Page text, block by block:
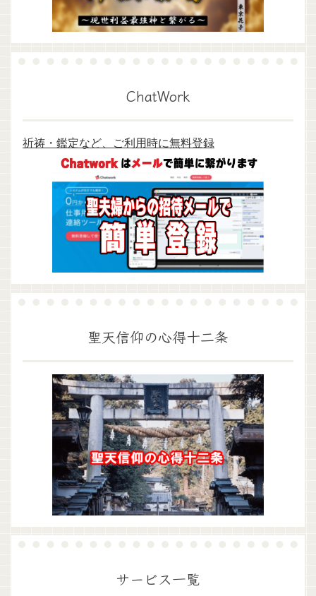
ChatWork
祈祷・鑑定など、ご利用時に無料登録
聖天信仰の心得十二条
サービス一覧